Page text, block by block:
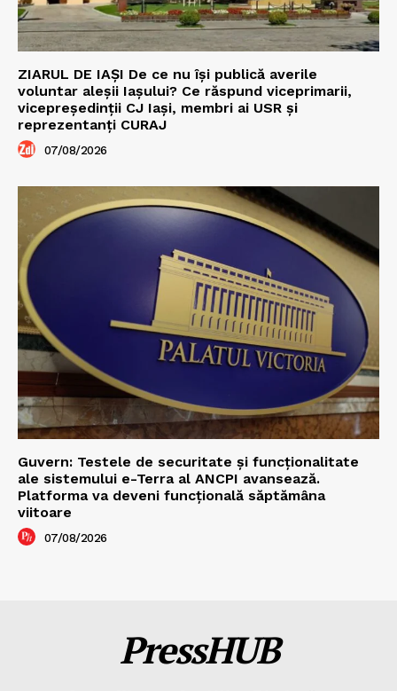
ZIARUL DE IAȘI De ce nu își publică averile
voluntar aleșii Iașului? Ce răspund viceprimarii,
vicepreședinții CJ Iași, membri ai USR și
reprezentanți CURAJ
07/08/2026
Guvern: Testele de securitate și funcționalitate
ale sistemului e-Terra al ANCPI avansează.
Platforma va deveni funcțională săptămâna
viitoare
07/08/2026
PressHUB